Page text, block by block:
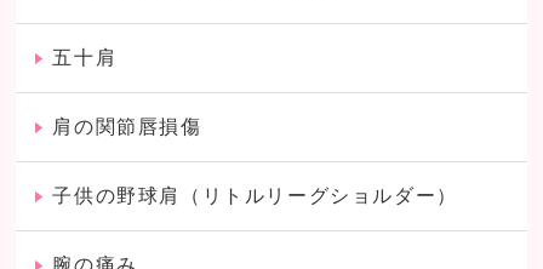
五十肩
肩の関節唇損傷
子供の野球肩（リトルリーグショルダー）
腕の痛み